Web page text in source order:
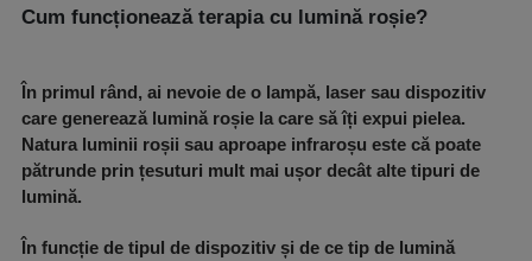
Cum funcționează terapia cu lumină roșie?
În primul rând, ai nevoie de o lampă, laser sau dispozitiv
care generează lumină roșie la care să îți expui pielea.
Natura luminii roșii sau aproape infraroșu este că poate
pătrunde prin țesuturi mult mai ușor decât alte tipuri de
lumină.
În funcție de tipul de dispozitiv și de ce tip de lumină